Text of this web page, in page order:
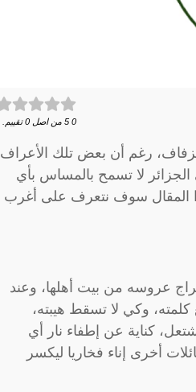
0
5 من اصل 0 تقييم.
رغم أن بعض تلك الأعراف
الجزائر لا تسمح بالمساس بأي
المقال سوف نتعرف على أغرب
عروسه من بيت أهلها، وعند
وكي لا تسقط هيبته،
كناية عن إطفاء نار أي
أخرى إناء فخاريا ليكسر